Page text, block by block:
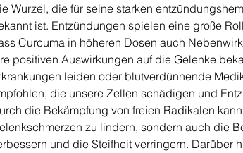
Wurzel, die für seine starken
ist. Entzündungen spielen eine große
Curcuma in höheren Dosen auch
positiven Auswirkungen auf die Gelenke
leiden oder blutverdünnende
die unsere Zellen schädigen und
die Bekämpfung von freien Radikalen
zu lindern, sondern auch die
und die Steifheit verringern. Darüber